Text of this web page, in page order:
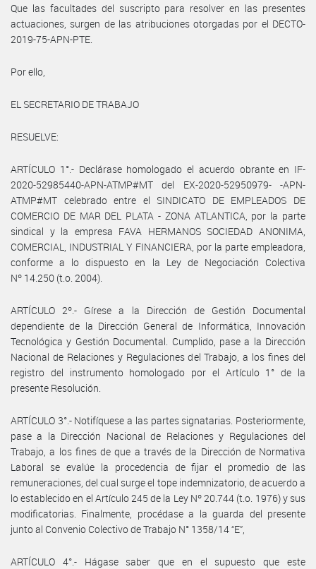
Que las facultades del suscripto para resolver en las presentes
actuaciones, surgen de las atribuciones otorgadas por el DECTO-
2019-75-APN-PTE.
Por ello,
EL SECRETARIO DE TRABAJO
RESUELVE:
ARTÍCULO 1°.- Declárase homologado el acuerdo obrante en IF-
2020-52985440-APN-ATMP#MT del EX-2020-52950979- -APN-
ATMP#MT celebrado entre el SINDICATO DE EMPLEADOS DE
COMERCIO DE MAR DEL PLATA - ZONA ATLANTICA, por la parte
sindical y la empresa FAVA HERMANOS SOCIEDAD ANONIMA,
COMERCIAL, INDUSTRIAL Y FINANCIERA, por la parte empleadora,
conforme a lo dispuesto en la Ley de Negociación Colectiva
Nº 14.250 (t.o. 2004).
ARTÍCULO 2º.- Gírese a la Dirección de Gestión Documental
dependiente de la Dirección General de Informática, Innovación
Tecnológica y Gestión Documental. Cumplido, pase a la Dirección
Nacional de Relaciones y Regulaciones del Trabajo, a los fines del
registro del instrumento homologado por el Artículo 1° de la
presente Resolución.
ARTÍCULO 3°.- Notifíquese a las partes signatarias. Posteriormente,
pase a la Dirección Nacional de Relaciones y Regulaciones del
Trabajo, a los fines de que a través de la Dirección de Normativa
Laboral se evalúe la procedencia de fijar el promedio de las
remuneraciones, del cual surge el tope indemnizatorio, de acuerdo a
lo establecido en el Artículo 245 de la Ley Nº 20.744 (t.o. 1976) y sus
modificatorias. Finalmente, procédase a la guarda del presente
junto al Convenio Colectivo de Trabajo N° 1358/14 “E”,
ARTÍCULO 4°.- Hágase saber que en el supuesto que este